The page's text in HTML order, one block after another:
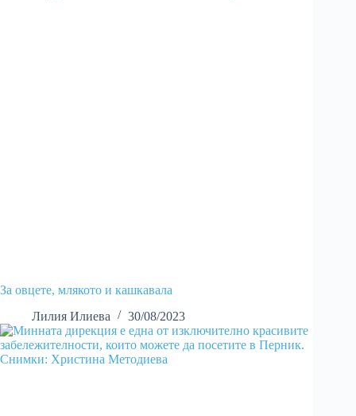
За овцете, млякото и кашкавала
Лилия Илиева
30/08/2023